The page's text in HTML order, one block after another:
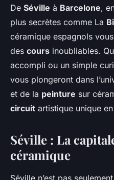
De Séville à Barcelone,
plus secrètes comme La
céramique espagnols
des cours inoubliables.
accompli ou un simple
vous plongeront dans
et de la peinture sur
circuit artistique unique
Séville : La
céramique